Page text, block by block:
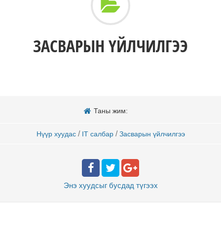
ЗАСВАРЫН ҮЙЛЧИЛГЭЭ
Таны жим:
Нүүр хуудас / IT салбар / Засварын үйлчилгээ
Энэ хуудсыг бусдад түгээх